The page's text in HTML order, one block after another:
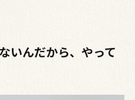
いんだから、やって